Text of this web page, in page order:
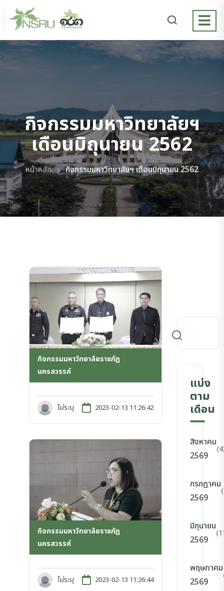
>
กิจกรรมมหาวิทยาลัยฯ
เดือนมิถุนายน 2562
หน้าหลัก กิจกรรมมหาวิทยาลัยฯ เดือนมิถุนายน 2562
กิจกรรมมหาวิทยาลัยราชภัฏ
นครสวรรค์
ไม่ระบุ 2023-02-13 11:26:42
กิจกรรมมหาวิทยาลัยราชภัฏ
นครสวรรค์
ไม่ระบุ 2023-02-13 11:26:44
แบ่ง
ตาม
เดือน
สิงหาคม
2569
กรกฎาคม
2569
มิถุนายน
2569
พฤษภาคม
2569